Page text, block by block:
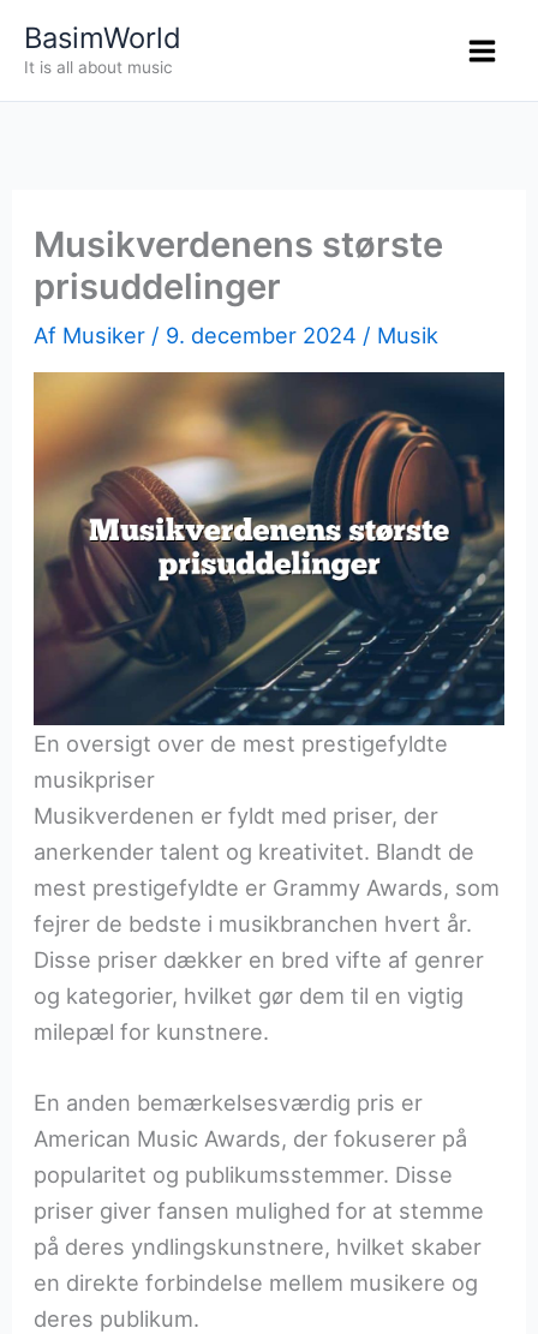
BasimWorld
It is all about music
Musikverdenens største
prisuddelinger
Af Musiker / 9. december 2024 / Musik
En oversigt over de mest prestigefyldte
musikpriser
Musikverdenen er fyldt med priser, der
anerkender talent og kreativitet. Blandt de
mest prestigefyldte er Grammy Awards, som
fejrer de bedste i musikbranchen hvert år.
Disse priser dækker en bred vifte af genrer
og kategorier, hvilket gør dem til en vigtig
milepæl for kunstnere.
En anden bemærkelsesværdig pris er
American Music Awards, der fokuserer på
popularitet og publikumsstemmer. Disse
priser giver fansen mulighed for at stemme
på deres yndlingskunstnere, hvilket skaber
en direkte forbindelse mellem musikere og
deres publikum.